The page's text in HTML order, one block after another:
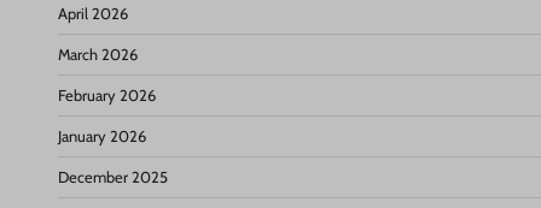
April 2026
March 2026
February 2026
January 2026
December 2025